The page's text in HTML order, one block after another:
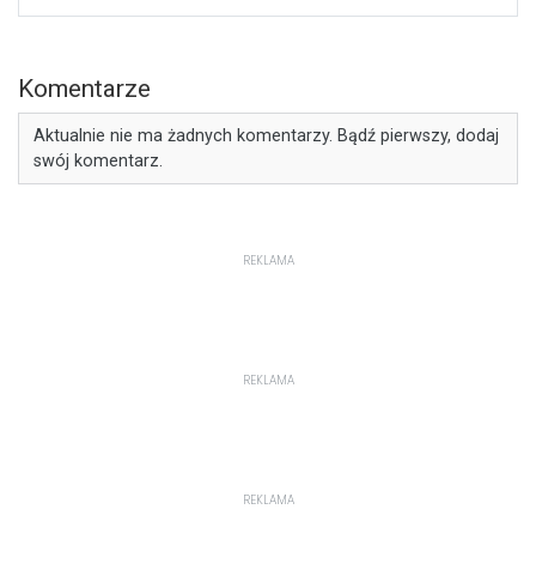
Komentarze
Aktualnie nie ma żadnych komentarzy. Bądź pierwszy, dodaj
swój komentarz.
REKLAMA
REKLAMA
REKLAMA